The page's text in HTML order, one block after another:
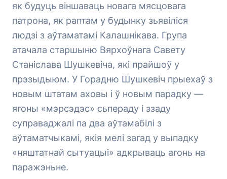
як будуць віншаваць новага мясцовага
патрона, як раптам у будынку зьявіліся
людзі з аўтаматамі Калашнікава. Група
атачала старшыню Вярхоўнага Савету
Станіслава Шушкевіча, які прайшоў у
прэзыдыюм. У Горадню Шушкевіч прыехаў з
новым штатам аховы і ў новым парадку —
ягоны «мэрсэдэс» сьпераду і ззаду
суправаджалі па два аўтамабілі з
аўтаматчыкамі, якія мелі загад у выпадку
«няштатнай сытуацыі» адкрываць агонь на
паражэньне.